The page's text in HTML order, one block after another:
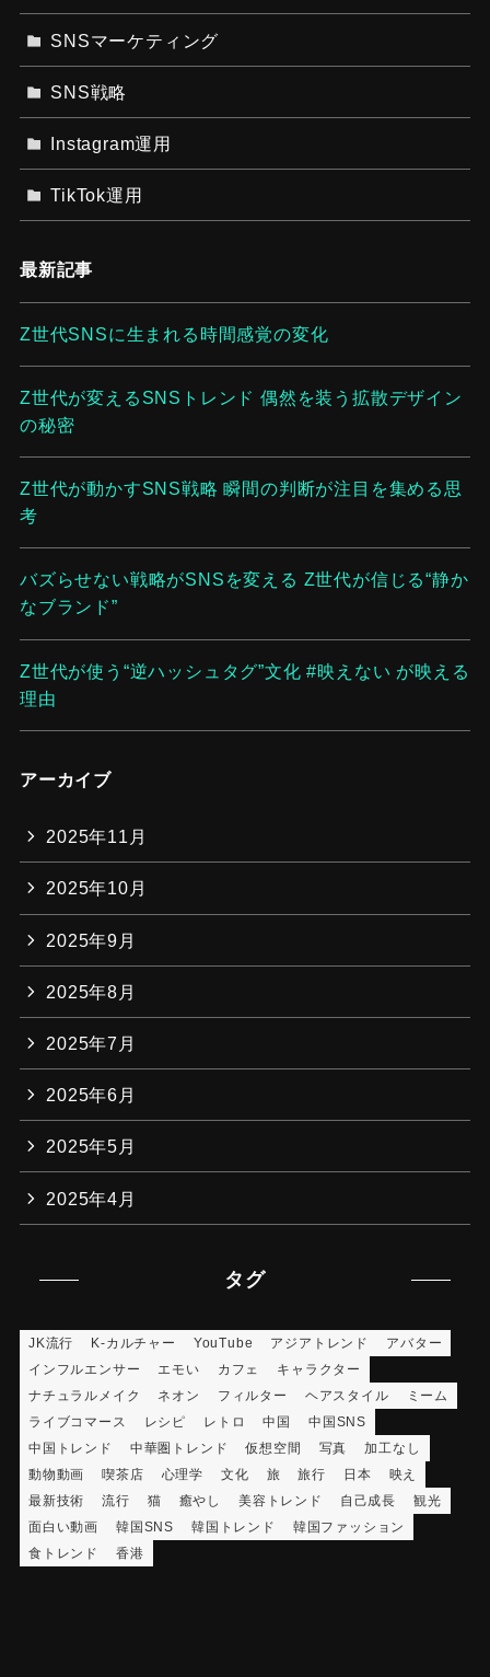
SNSマーケティング
SNS戦略
Instagram運用
TikTok運用
最新記事
Z世代SNSに生まれる時間感覚の変化
Z世代が変えるSNSトレンド 偶然を装う拡散デザイン
の秘密
Z世代が動かすSNS戦略 瞬間の判断が注目を集める思
考
バズらせない戦略がSNSを変える Z世代が信じる“静か
なブランド”
Z世代が使う“逆ハッシュタグ”文化 #映えない が映える
理由
アーカイブ
2025年11月
2025年10月
2025年9月
2025年8月
2025年7月
2025年6月
2025年5月
2025年4月
タグ
JK流行 K-カルチャー YouTube アジアトレンド
アバター
インフルエンサー
エモい カフェ
キャラクター
ナチュラルメイク
ネオン フィルター ヘアスタイル
ミーム
ライブコマース
レシピ レトロ 中国
中国SNS
中国トレンド
中華圏トレンド 仮想空間 写真
加工なし
動物動画
喫茶店 心理学 文化 旅 旅行 日本
映え
最新技術
流行 猫 癒やし 美容トレンド 自己成長
観光
面白い動画
韓国SNS 韓国トレンド
韓国ファッション
食トレンド
香港